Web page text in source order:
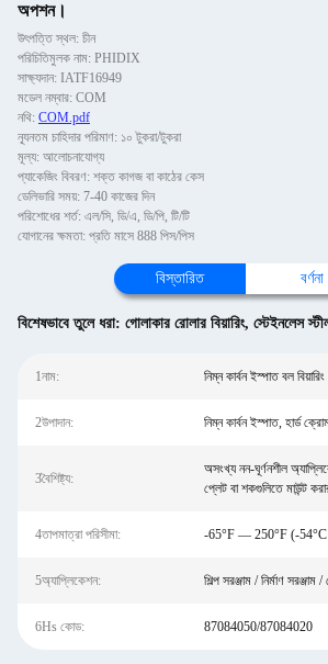
অপশন।
উৎপত্তি স্থল: চীন
পরিচিতিমুলক নাম: PHIDIX
সাক্ষ্যদান: IATF16949
মডেল নম্বার: COM
নথি: COM.pdf
ন্যূনতম চাহিদার পরিমাণ: ১০ টুকরা/টুকরা
মূল্য: আলোচনাযোগ্য
প্যাকেজিং বিবরণ: শক্ত কাগজ বা কাঠের কেস
ডেলিভারি সময়: 7-40 কাজের দিন
পরিশোধের শর্ত: এল/সি, ডি/এ, ডি/পি, টি/টি
যোগানের ক্ষমতা: প্রতি মাসে 888 পিস/পিস
বিস্তারিত বর্ণনা
বিশেষভাবে তুলে ধরা: গোলাকার রোলার বিয়ারিং, স্টেইনলেস
1নাম: নিম্ন কার্বন ইস্পাত বল বিয়ারিং
2উপাদান: নিম্ন কার্বন ইস্পাত, হার্ড
3বৈশিষ্ট্য:
অসংখ্য নন-ঘূর্ণনশীল
প্লেট বা শকগুলিতে মাউন্ট
4তাপমাত্রা পরিসীমা: -65°F — 250°F (-
5অ্যাপ্লিকেশন: শিল্প সরঞ্জাম / নির্মাণ সরঞ্জাম /
6Hs কোড: 87084050/87084020